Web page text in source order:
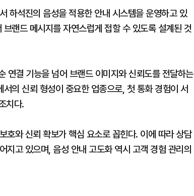
하석진의 음성을 적용한 안내 시스템을 운영하고 있
랜드 메시지를 자연스럽게 접할 수 있도록 설계된 것
연결 기능을 넘어 브랜드 이미지와 신뢰도를 전달하는
의 신뢰 형성이 중요한 업종으로, 첫 통화 경험이 서
치다.
호와 신뢰 확보가 핵심 요소로 꼽힌다. 이에 따라 상담
지고 있으며, 음성 안내 고도화 역시 고객 경험 관리의